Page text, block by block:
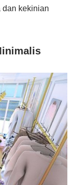
dan kekinian